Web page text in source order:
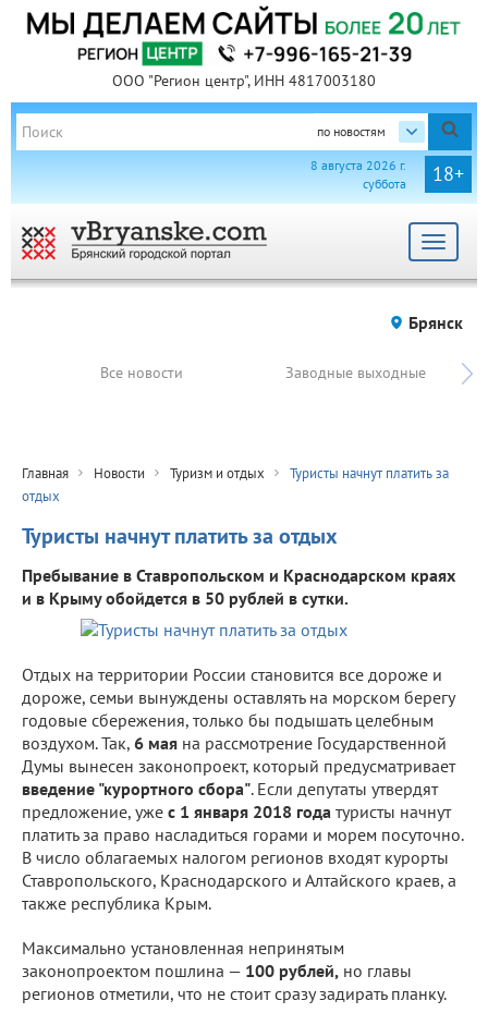
ООО "Регион центр", ИНН 4817003180
по новостям
18+
8 августа 2026 г.
суббота
Toggle
Брянск
Все новости Заводные выходные
Главная Новости Туризм и отдых
Туристы начнут платить за
отдых
Туристы начнут платить за отдых
Пребывание в Ставропольском и Краснодарском краях
и в Крыму обойдется в 50 рублей в сутки.
Отдых на территории России становится все дороже и
дороже, семьи вынуждены оставлять на морском берегу
годовые сбережения, только бы подышать целебным
воздухом. Так, 6 мая на рассмотрение Государственной
Думы вынесен законопроект, который предусматривает
введение "курортного сбора". Если депутаты утвердят
предложение, уже с 1 января 2018 года туристы начнут
платить за право насладиться горами и морем посуточно.
В число облагаемых налогом регионов входят курорты
Ставропольского, Краснодарского и Алтайского краев, а
также республика Крым.
Максимально установленная непринятым
законопроектом пошлина — 100 рублей, но главы
регионов отметили, что не стоит сразу задирать планку.